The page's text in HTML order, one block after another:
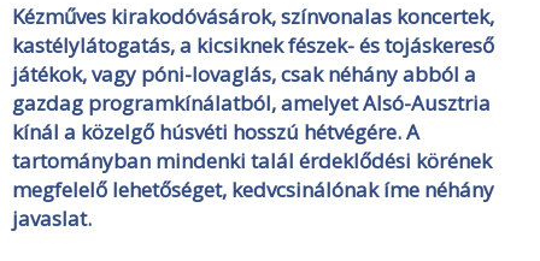
Kézműves kirakodóvásárok, színvonalas koncertek,
kastélylátogatás, a kicsiknek fészek- és tojáskereső
játékok, vagy póni-lovaglás, csak néhány abból a
gazdag programkínálatból, amelyet Alsó-Ausztria
kínál a közelgő húsvéti hosszú hétvégére. A
tartományban mindenki talál érdeklődési körének
megfelelő lehetőséget, kedvcsinálónak íme néhány
javaslat.